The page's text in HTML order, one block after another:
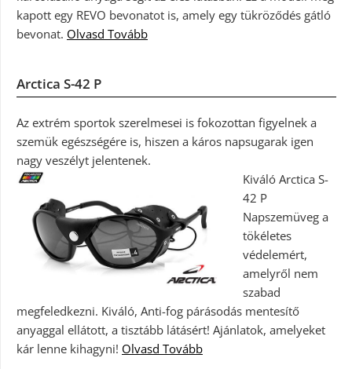
kapott egy REVO bevonatot is, amely egy tükröződés gátló
bevonat. Olvasd Tovább
Arctica S-42 P
Az extrém sportok szerelmesei is fokozottan figyelnek a
szemük egészségére is, hiszen a káros napsugarak igen
nagy veszélyt jelentenek.
Kiváló Arctica S-
42 P
Napszemüveg a
tökéletes
védelemért,
amelyről nem
szabad
megfeledkezni. Kiváló, Anti-fog párásodás mentesítő
anyaggal ellátott, a tisztább látásért! Ajánlatok, amelyeket
kár lenne kihagyni! Olvasd Tovább